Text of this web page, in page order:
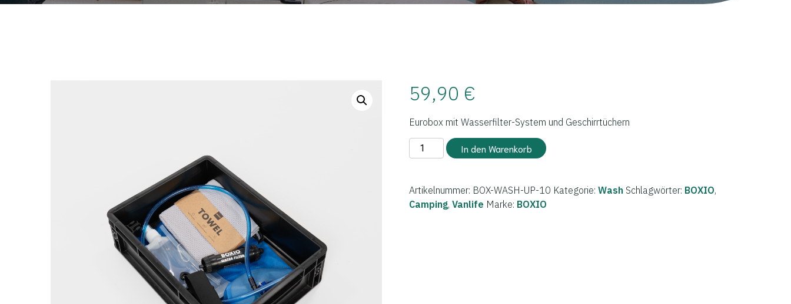
59,90 €
Eurobox mit Wasserfilter-System und Geschirrtüchern
BOXIO
-
Menge
In den Warenkorb
Artikelnummer: BOX-WASH-UP-10 Kategorie:Wash Schlagwörter: BOXIO,
Camping,Vanlife Marke: BOXIO